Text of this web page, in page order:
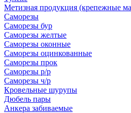
Метизная продукция (крепежные
Саморезы
Саморезы бур
Саморезы желтые
Саморезы оконные
Саморезы оцинкованные
Саморезы прок
Саморезы р/р
Саморезы ч/р
Кровельные шурупы
Дюбель пары
Анкера забиваемые